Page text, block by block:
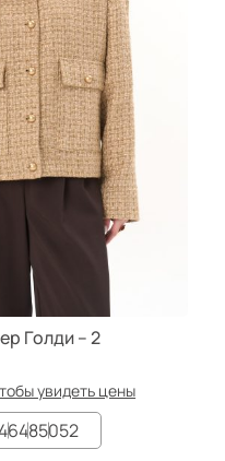
Голди – 2
увидеть цены
485052